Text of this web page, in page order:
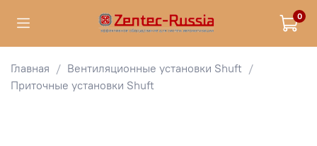
0
Главная
Вентиляционные установки Shuft
Приточные установки Shuft